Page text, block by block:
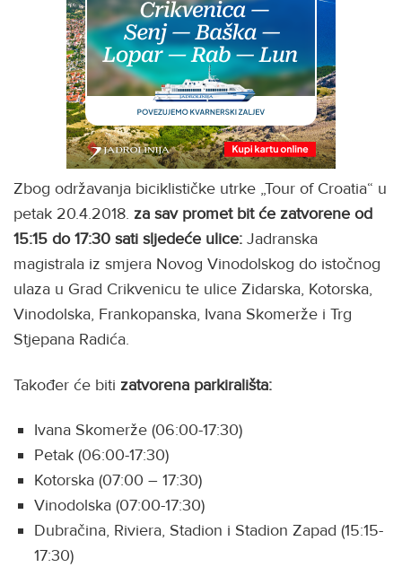
Zbog održavanja biciklističke utrke „Tour of Croatia“ u
petak 20.4.2018. za sav promet bit će zatvorene od
15:15 do 17:30 sati sljedeće ulice: Jadranska
magistrala iz smjera Novog Vinodolskog do istočnog
ulaza u Grad Crikvenicu te ulice Zidarska, Kotorska,
Vinodolska, Frankopanska, Ivana Skomerže i Trg
Stjepana Radića.
Također će biti zatvorena parkirališta:
Ivana Skomerže (06:00-17:30)
Petak (06:00-17:30)
Kotorska (07:00 – 17:30)
Vinodolska (07:00-17:30)
Dubračina, Riviera, Stadion i Stadion Zapad (15:15-
17:30)